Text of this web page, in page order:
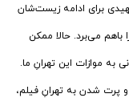
برای ادامه زیست‌شان
باهم می‌برد. حالا ممکن
به موازات این تهرانِ ما.
پرت شدن به تهرانِ فیلم،